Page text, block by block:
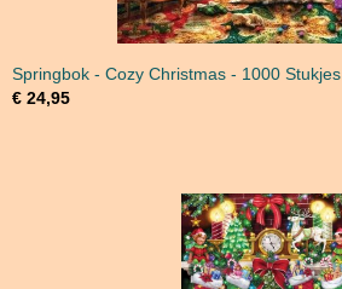
Springbok - Cozy Christmas - 1000 Stukjes
€ 24,95